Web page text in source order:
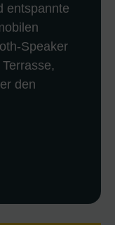
entspannte
Speaker
den